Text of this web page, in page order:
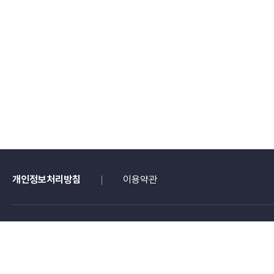
개인정보처리방침 이용약관